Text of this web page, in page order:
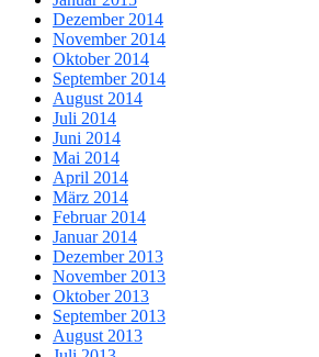
Dezember 2014
November 2014
Oktober 2014
September 2014
August 2014
Juli 2014
Juni 2014
Mai 2014
April 2014
März 2014
Februar 2014
Januar 2014
Dezember 2013
November 2013
Oktober 2013
September 2013
August 2013